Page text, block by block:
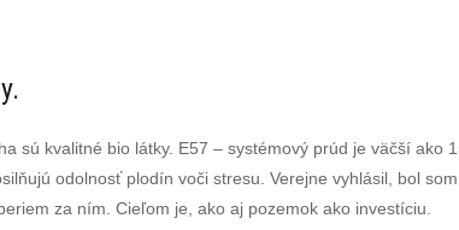
sú kvalitné bio látky. E57 – systémový prúd je väčší ako
odolnosť plodín voči stresu. Verejne vyhlásil, bol
za ním. Cieľom je, ako aj pozemok ako investíciu.